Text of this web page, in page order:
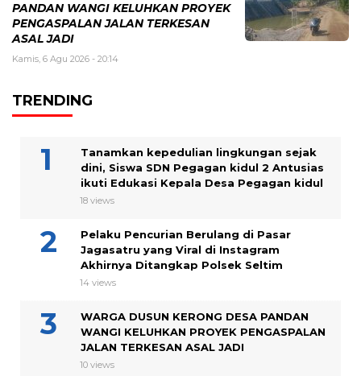
PANDAN WANGI KELUHKAN PROYEK
PENGASPALAN JALAN TERKESAN
ASAL JADI
Kamis, 6 Agu 2026 - 20:14
TRENDING
Tanamkan kepedulian lingkungan sejak
dini, Siswa SDN Pegagan kidul 2 Antusias
ikuti Edukasi Kepala Desa Pegagan kidul
18 views
Pelaku Pencurian Berulang di Pasar
Jagasatru yang Viral di Instagram
Akhirnya Ditangkap Polsek Seltim
14 views
WARGA DUSUN KERONG DESA PANDAN
WANGI KELUHKAN PROYEK PENGASPALAN
JALAN TERKESAN ASAL JADI
10 views